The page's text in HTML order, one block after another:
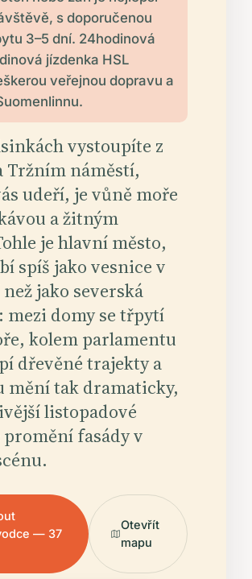
s doporučenou
3–5 dní. 24hodinová
jízdenka HSL
veřejnou dopravu a
vystoupíte z
Tržním náměstí,
udeří, je vůně moře
a žitným
je hlavní město,
spíš jako vesnice v
jako severská
mezi domy se třpytí
kolem parlamentu
dřevěné trajekty a
mění tak dramaticky,
listopadové
fasády v
— 37
Otevřít
mapu